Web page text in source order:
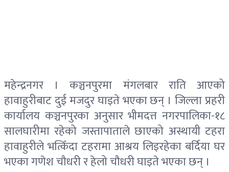
महेन्द्रनगर । कञ्चनपुरमा मंगलबार राति आएको
हावाहुरीबाट दुई मजदुर घाइते भएका छन् । जिल्ला प्रहरी
कार्यालय कञ्चनपुरका अनुसार भीमदत्त नगरपालिका-१८
सालघारीमा रहेको जस्तापाताले छाएको अस्थायी टहरा
हावाहुरीले भत्किँदा टहरामा आश्रय लिइरहेका बर्दिया घर
भएका गणेश चौधरी र हेलो चौधरी घाइते भएका छन् ।